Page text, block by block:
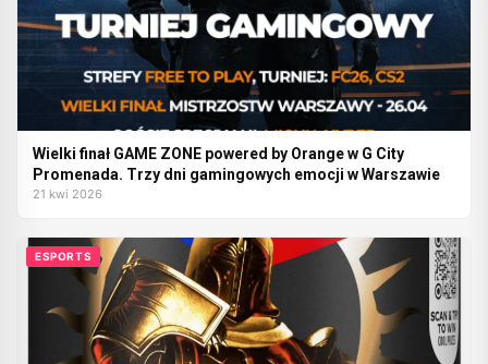
Wielki finał GAME ZONE powered by Orange w G City
Promenada. Trzy dni gamingowych emocji w Warszawie
21 kwi 2026
ESPORTS